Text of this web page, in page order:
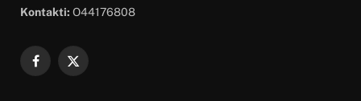
Kontakti: O44176808
Facebook
X